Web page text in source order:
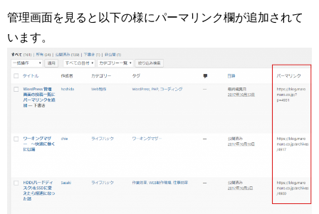
管理画面を見ると以下の様にパーマリンク欄が追加されて
います。